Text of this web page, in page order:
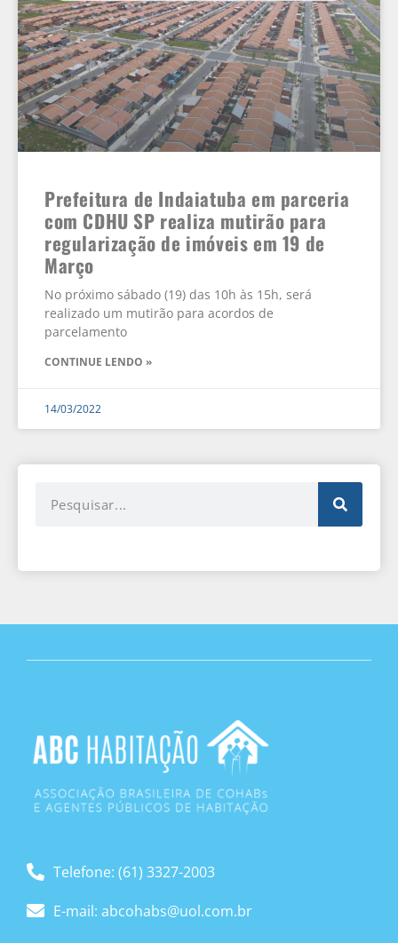
Prefeitura de Indaiatuba em parceria
com CDHU SP realiza mutirão para
regularização de imóveis em 19 de
Março
No próximo sábado (19) das 10h às 15h, será
realizado um mutirão para acordos de
parcelamento
CONTINUE LENDO »
14/03/2022
Telefone: (61) 3327-2003
E-mail: abcohabs@uol.com.br